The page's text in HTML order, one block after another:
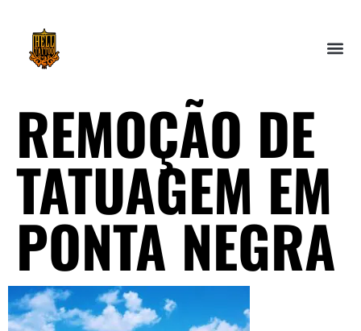
REMOÇÃO DE
TATUAGEM EM
PONTA NEGRA